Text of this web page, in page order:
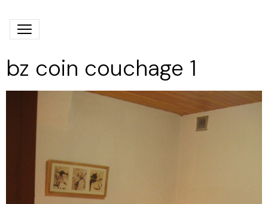
bz coin couchage 1